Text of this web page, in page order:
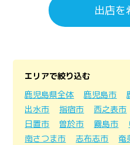
出店を
エリアで絞り込む
鹿児島県全体
鹿児島市
出水市
指宿市 西之表市
日置市
曽於市 霧島市
南さつま市
志布志市 奄